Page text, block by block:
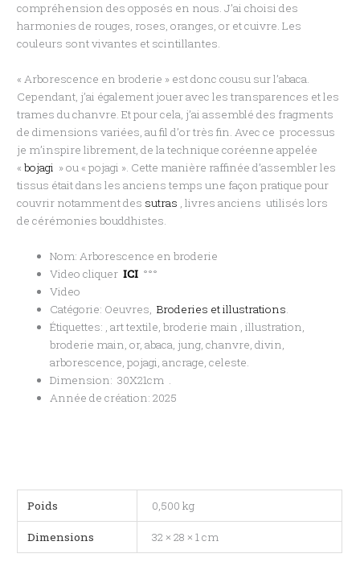
compréhension des opposés en nous. J’ai choisi des
harmonies de rouges, roses, oranges, or et cuivre. Les
couleurs sont vivantes et scintillantes.
« Arborescence en broderie » est donc cousu sur l’abaca.
Cependant, j’ai également jouer avec les transparences et les
trames du chanvre. Et pour cela, j’ai assemblé des fragments
de dimensions variées, au fil d’or très fin. Avec ce processus
je m’inspire librement, de la technique coréenne appelée
«bojagi » ou « pojagi ». Cette manière raffinée d’assembler les
tissus était dans les anciens temps une façon pratique pour
couvrir notamment des sutras , livres anciens utilisés lors
de cérémonies bouddhistes.
Nom: Arborescence en broderie
Video cliquer ICI °°°
Video
Catégorie: Oeuvres,Broderies et illustrations.
Étiquettes: , art textile, broderie main , illustration,
broderie main, or, abaca, jung, chanvre, divin,
arborescence, pojagi, ancrage, celeste.
Dimension: 30X21cm .
Année de création: 2025
Poids 0,500 kg
Dimensions 32 × 28 × 1 cm